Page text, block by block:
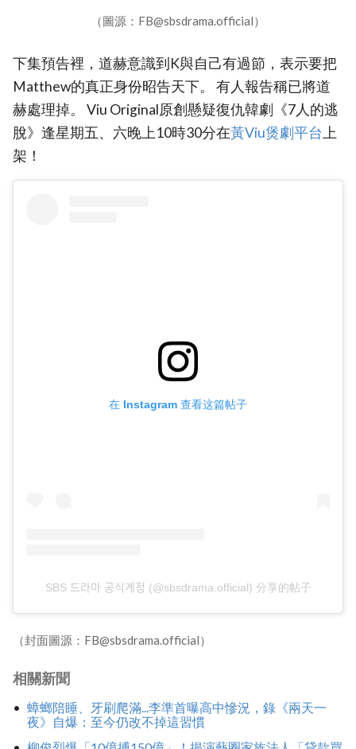
（圖源：FB@sbsdrama.official）
下集預告裡，道赫意識到K與自己有過節，表示要把
Matthew的真正身份昭告天下。 有人報告稱已將道
赫處理掉。 Viu Original原創懸疑復仇韓劇《7人的逃
脫》逢星期五、六晚上10時30分在黃Viu煲劇平台 上
架！
在 Instagram 查看这篇帖子
SBS 드라마 공식계정 (@sbsdrama.official) 分享的帖子
（封面圖源：FB@sbsdrama.official）
相關新聞
蟑螂陪睡、牙刷爬滿...李準首曝高中慘況，錄《兩天一
夜》自爆：至今仍改不掉這習慣